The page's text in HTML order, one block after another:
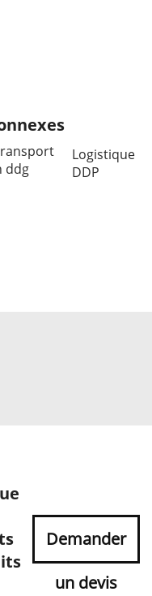
ddg
Logistique
DDP
Demander
un devis